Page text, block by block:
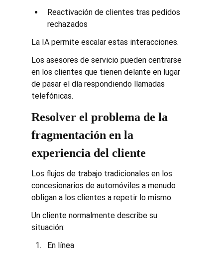
Reactivación de clientes tras pedidos
rechazados
La IA permite escalar estas interacciones.
Los asesores de servicio pueden centrarse
en los clientes que tienen delante en lugar
de pasar el día respondiendo llamadas
telefónicas.
Resolver el problema de la
fragmentación en la
experiencia del cliente
Los flujos de trabajo tradicionales en los
concesionarios de automóviles a menudo
obligan a los clientes a repetir lo mismo.
Un cliente normalmente describe su
situación:
En línea